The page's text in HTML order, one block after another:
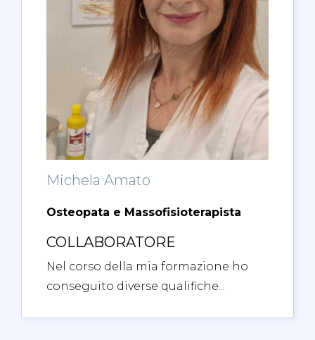
Michela Amato
Osteopata e Massofisioterapista
COLLABORATORE
Nel corso della mia formazione ho
conseguito diverse qualifiche...